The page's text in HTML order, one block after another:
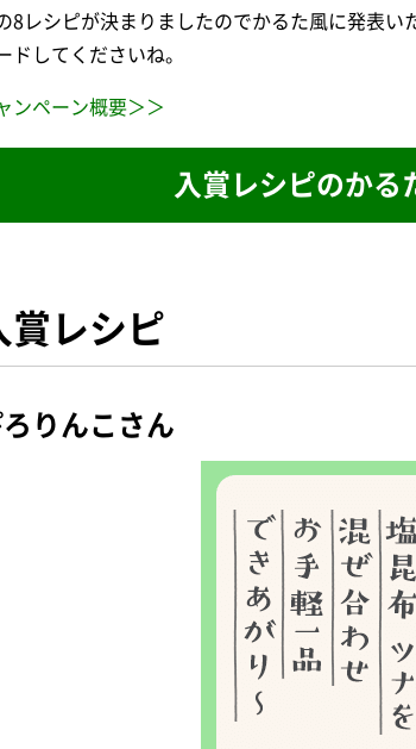
8レシピが決まりましたのでかるた風に発表
ドしてくださいね。
ンペーン概要＞＞
入賞レシピのかる
賞レシピ
りんこさん